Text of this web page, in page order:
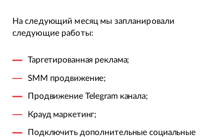
На следующий месяц мы запланировали
следующие работы:
Таргетированная реклама;
SMM продвижение;
Продвижение Telegram канала;
Крауд маркетинг;
Подключить дополнительные социальные